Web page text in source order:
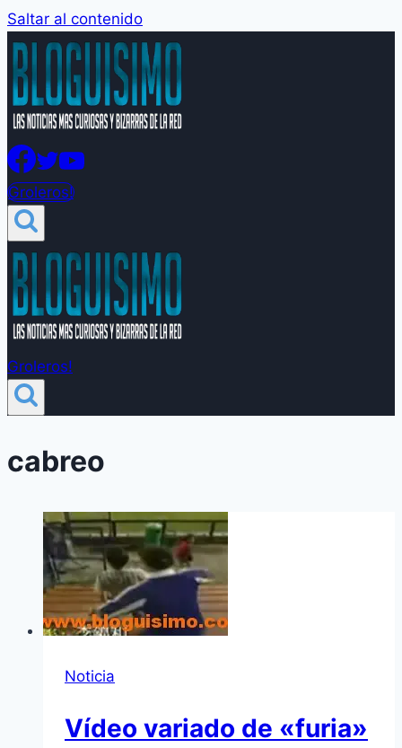
Saltar al contenido
Groleros!
Groleros!
cabreo
Noticia
Ví­deo variado de «furia»